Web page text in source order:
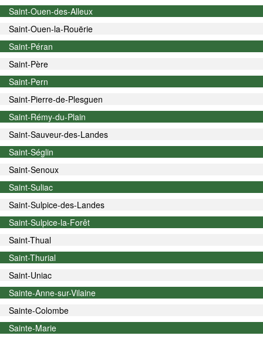
Saint-Ouen-des-Alleux
Saint-Ouen-la-Rouërie
Saint-Péran
Saint-Père
Saint-Pern
Saint-Pierre-de-Plesguen
Saint-Rémy-du-Plain
Saint-Sauveur-des-Landes
Saint-Séglin
Saint-Senoux
Saint-Suliac
Saint-Sulpice-des-Landes
Saint-Sulpice-la-Forêt
Saint-Thual
Saint-Thurial
Saint-Uniac
Sainte-Anne-sur-Vilaine
Sainte-Colombe
Sainte-Marie